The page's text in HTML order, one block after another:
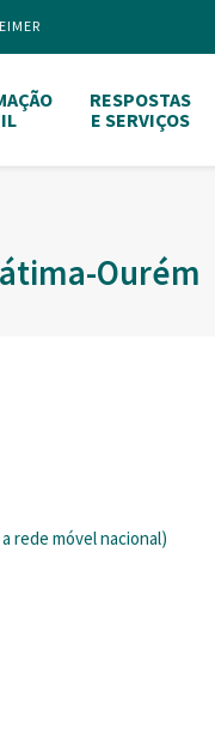
RESPOSTAS
E SERVIÇOS
Ourém
a rede móvel nacional)